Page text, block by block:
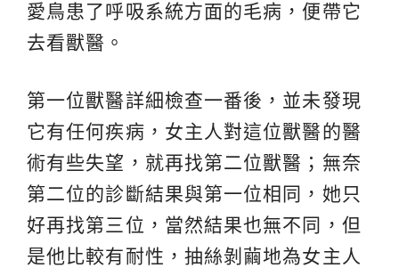
愛鳥患了呼吸系統方面的毛病，便帶它
去看獸醫。
第一位獸醫詳細檢查一番後，並未發現
它有任何疾病，女主人對這位獸醫的醫
術有些失望，就再找第二位獸醫；無奈
第二位的診斷結果與第一位相同，她只
好再找第三位，當然結果也無不同，但
是他比較有耐性，抽絲剝繭地為女主人